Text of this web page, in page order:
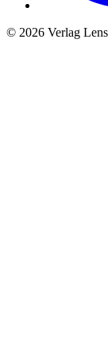
© 2026 Verlag